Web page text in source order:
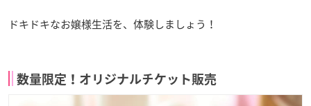
ドキドキなお嬢様生活を、体験しましょう！
数量限定！オリジナルチケット販売